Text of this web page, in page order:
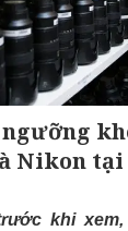
ngưỡng
Nikon
khi